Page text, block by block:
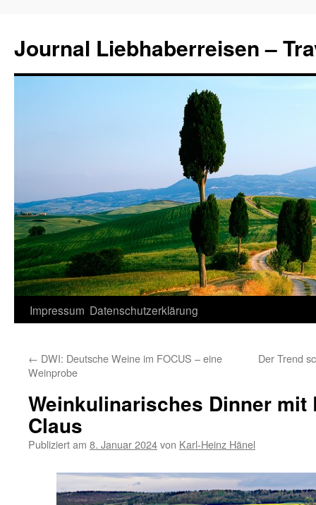
Journal Liebhaberreisen –
Zum
springen
Impressum Datenschutzerklärung
← DWI: Deutsche Weine im FOCUS – eine
Weinprobe
Der Trend
Weinkulinarisches Dinner mit
Claus
Publiziert am 8. Januar 2024von Karl-Heinz Hänel